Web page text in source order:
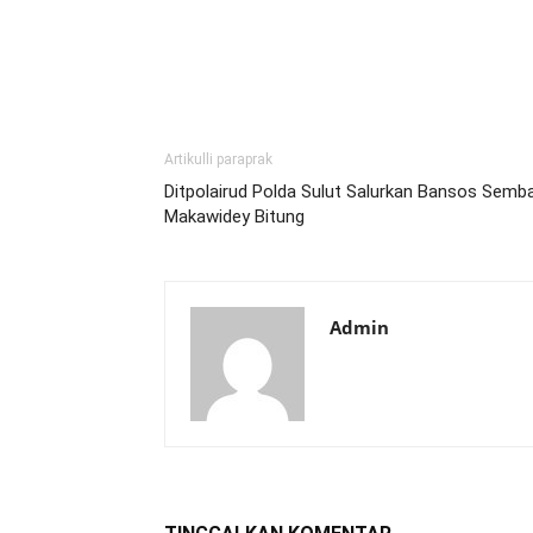
Artikulli paraprak
Ditpolairud Polda Sulut Salurkan Bansos
Makawidey Bitung
Admin